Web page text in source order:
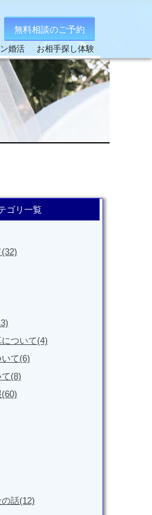
無料相談のご予約
婚活 お相手探し体験
ゴリ一覧
ついて(4)
て(6)
(8)
話(12)